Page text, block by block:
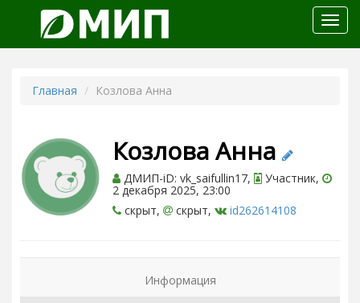
меню
Главная Козлова Анна
Козлова Анна
ДМИП-iD: vk_saifullin17, Участник,
2 декабря 2025, 23:00
скрыт,
скрыт, id262614108
Информация